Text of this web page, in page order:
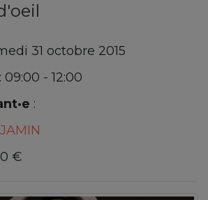
31 octobre 2015
: 09:00 - 12:00
:
€